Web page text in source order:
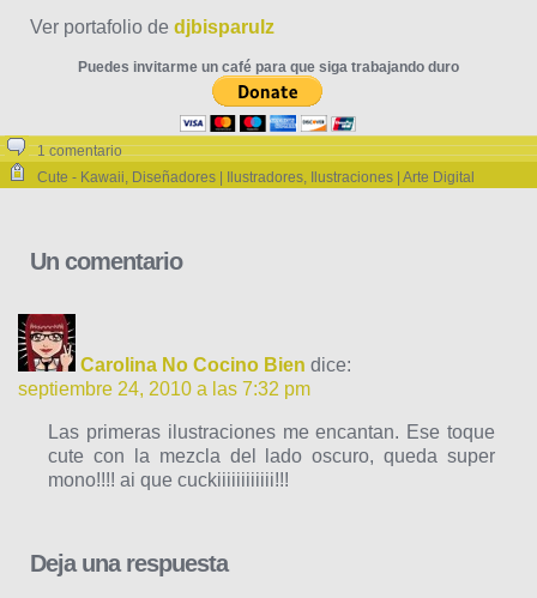
Ver portafolio de djbisparulz
Puedes invitarme un café para que siga trabajando duro
1 comentario
Cute - Kawaii, Diseñadores | Ilustradores, Ilustraciones | Arte Digital
Un comentario
Carolina No Cocino Bien dice:
septiembre 24, 2010 a las 7:32 pm
Las primeras ilustraciones me encantan. Ese toque
cute con la mezcla del lado oscuro, queda super
mono!!!! ai que cuckiiiiiiiiiiii!!!
Deja una respuesta